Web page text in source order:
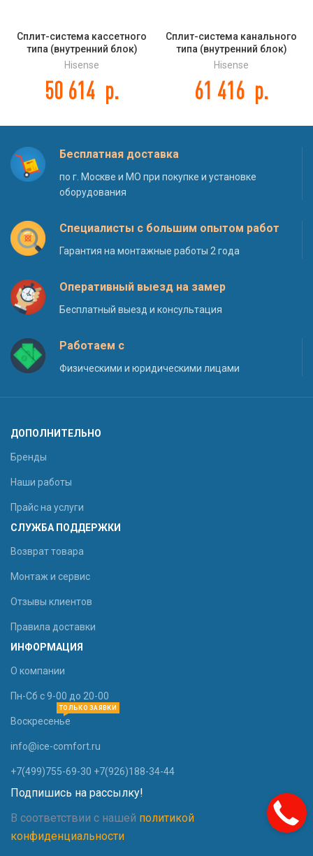
Сплит-система кассетного
типа (внутренний блок)
Hisense AUC-36UR4SGA DC
Hisense
50 614 р.
Сплит-система канального
типа (внутренний блок)
Hisense AUD-60UX4SHH DC
Hisense
61 416 р.
Бесплатная доставка
по г. Москве и МО при покупке и установке
оборудования
Специалисты с большим опытом работ
Гарантия на монтажные работы 2 года
Оперативный выезд на замер
Бесплатный выезд и консультация
Работаем с
Физическими и юридическими лицами
ДОПОЛНИТЕЛЬНО
Бренды
Наши работы
Прайс на услуги
СЛУЖБА ПОДДЕРЖКИ
Возврат товара
Монтаж и сервис
Отзывы клиентов
Правила доставки
ИНФОРМАЦИЯ
О компании
Пн-Сб с 9-00 до 20-00
Воскресенье
ТОЛЬКО ЗАЯВКИ
info@ice-comfort.ru
+7(499)755-69-30 +7(926)188-34-44
Подпишись на рассылку!
В соответствии с нашей политикой
конфиденциальности